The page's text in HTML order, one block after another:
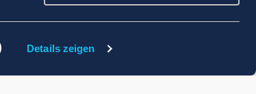
Details zeigen